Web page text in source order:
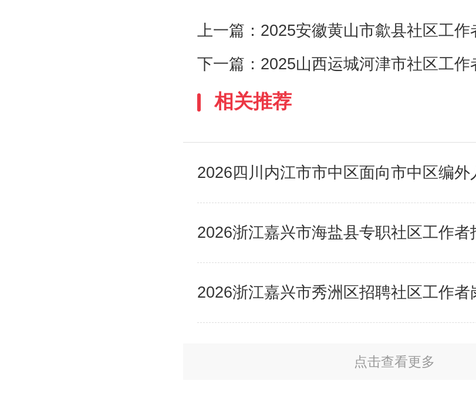
上一篇： 2025安徽黄山市歙县社区工作
下一篇： 2025山西运城河津市社区工作
相关推荐
2026四川内江市市中区面向市中区编外
2026浙江嘉兴市海盐县专职社区工作者
2026浙江嘉兴市秀洲区招聘社区工作者
点击查看更多